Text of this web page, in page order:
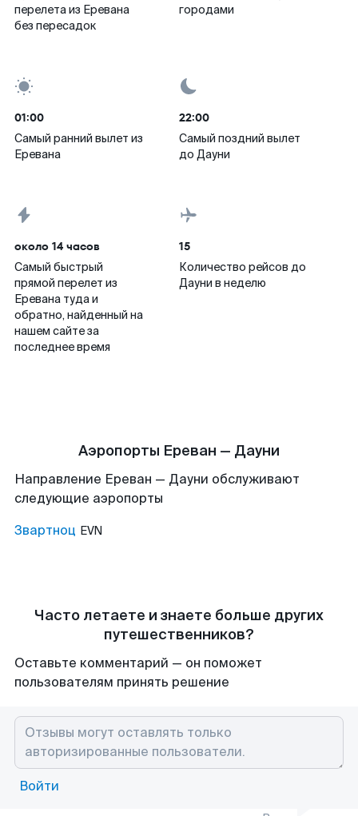
перелета из Еревана
без пересадок
городами
01:00
Самый ранний вылет из
Еревана
22:00
Самый поздний вылет
до Дауни
около 14 часов
Самый быстрый
прямой перелет из
Еревана туда и
обратно, найденный на
нашем сайте за
последнее время
15
Количество рейсов до
Дауни в неделю
Аэропорты Ереван — Дауни
Направление Ереван — Дауни обслуживают
следующие аэропорты
Звартноц EVN
Часто летаете и знаете больше других
путешественников?
Оставьте комментарий — он поможет
пользователям принять решение
Войти